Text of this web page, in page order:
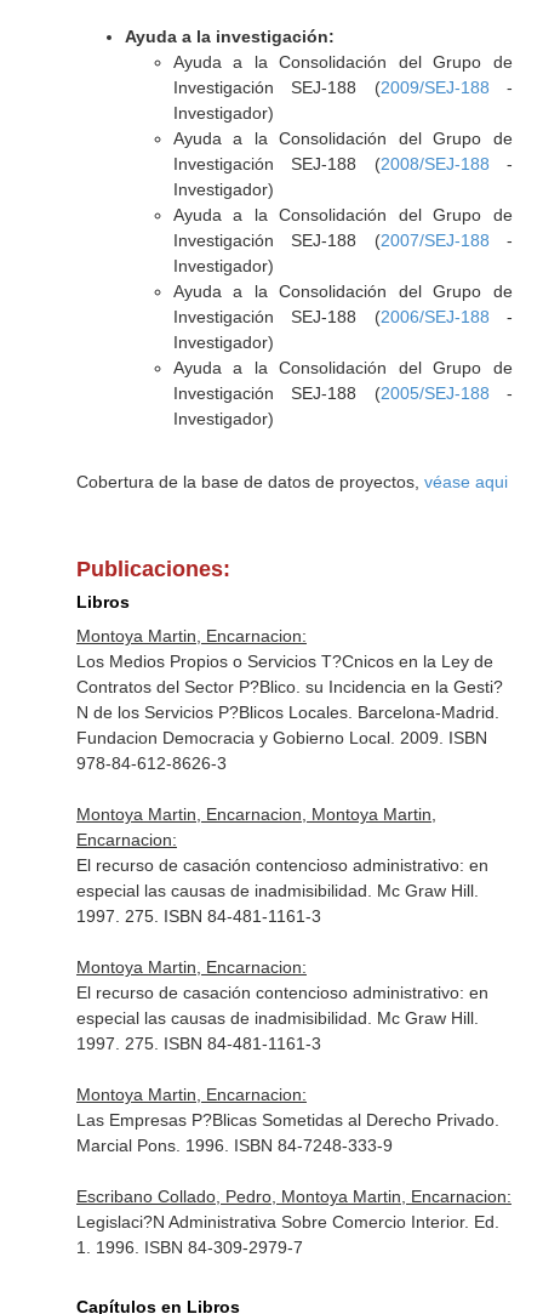
Ayuda a la investigación:
Ayuda a la Consolidación del Grupo de
Investigación SEJ-188 (2009/SEJ-188 -
Investigador)
Ayuda a la Consolidación del Grupo de
Investigación SEJ-188 (2008/SEJ-188 -
Investigador)
Ayuda a la Consolidación del Grupo de
Investigación SEJ-188 (2007/SEJ-188 -
Investigador)
Ayuda a la Consolidación del Grupo de
Investigación SEJ-188 (2006/SEJ-188 -
Investigador)
Ayuda a la Consolidación del Grupo de
Investigación SEJ-188 (2005/SEJ-188 -
Investigador)
Cobertura de la base de datos de proyectos, véase aqui
Publicaciones:
Libros
Montoya Martin, Encarnacion:
Los Medios Propios o Servicios T?Cnicos en la Ley de
Contratos del Sector P?Blico. su Incidencia en la Gesti?
N de los Servicios P?Blicos Locales. Barcelona-Madrid.
Fundacion Democracia y Gobierno Local. 2009. ISBN
978-84-612-8626-3
Montoya Martin, Encarnacion, Montoya Martin,
Encarnacion:
El recurso de casación contencioso administrativo: en
especial las causas de inadmisibilidad. Mc Graw Hill.
1997. 275. ISBN 84-481-1161-3
Montoya Martin, Encarnacion:
El recurso de casación contencioso administrativo: en
especial las causas de inadmisibilidad. Mc Graw Hill.
1997. 275. ISBN 84-481-1161-3
Montoya Martin, Encarnacion:
Las Empresas P?Blicas Sometidas al Derecho Privado.
Marcial Pons. 1996. ISBN 84-7248-333-9
Escribano Collado, Pedro, Montoya Martin, Encarnacion:
Legislaci?N Administrativa Sobre Comercio Interior. Ed.
1. 1996. ISBN 84-309-2979-7
Capítulos en Libros